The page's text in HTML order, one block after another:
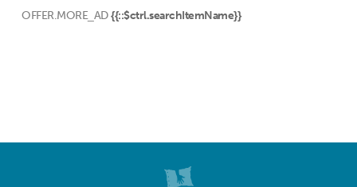
OFFER.MORE_AD {{::$ctrl.searchItemName}}